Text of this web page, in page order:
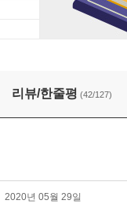
리뷰/한줄평 (42/127)
2020년 05월 29일